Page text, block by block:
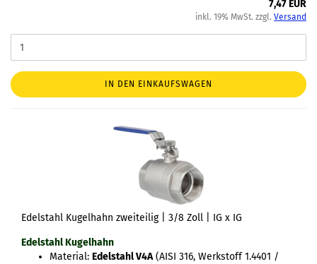
7,47 EUR
inkl. 19% MwSt. zzgl. Versand
IN DEN EINKAUFSWAGEN
Edelstahl Kugelhahn zweiteilig | 3/8 Zoll | IG x IG
Edelstahl Kugelhahn
Material: Edelstahl V4A(AISI 316, Werkstoff 1.4401 /